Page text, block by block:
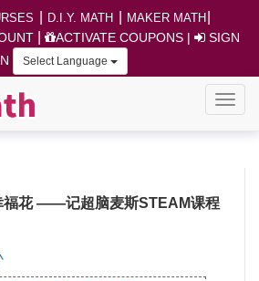
D.I.Y. MATH MAKER MATH
| ACTIVATE COUPONS|
SIGN
Select Language
福花 ——记超脑麦斯STEAM课程